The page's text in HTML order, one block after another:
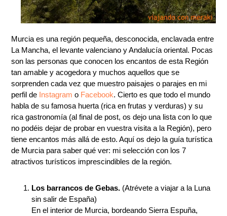
Murcia es una región pequeña, desconocida, enclavada entre
La Mancha, el levante valenciano y Andalucía oriental. Pocas
son las personas que conocen los encantos de esta Región
tan amable y acogedora y muchos aquellos que se
sorprenden cada vez que muestro paisajes o parajes en mi
perfil de Instagramo Facebook. Cierto es que todo el mundo
habla de su famosa huerta (rica en frutas y verduras) y su
rica gastronomía (al final de post, os dejo una lista con lo que
no podéis dejar de probar en vuestra visita a la Región), pero
tiene encantos más allá de esto. Aquí os dejo la guía turística
de Murcia para saber qué ver: mi selección con los 7
atractivos turísticos imprescindibles de la región.
Los barrancos de Gebas. (Atrévete a viajar a la Luna
sin salir de España)
En el interior de Murcia, bordeando Sierra Espuña,